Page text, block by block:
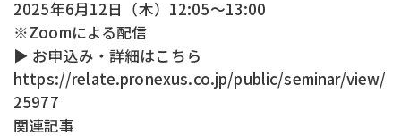
2025年6月12日（木）12:05〜13:00
※Zoomによる配信
▶ お申込み・詳細はこちら
https://relate.pronexus.co.jp/public/seminar/view/
25977
関連記事